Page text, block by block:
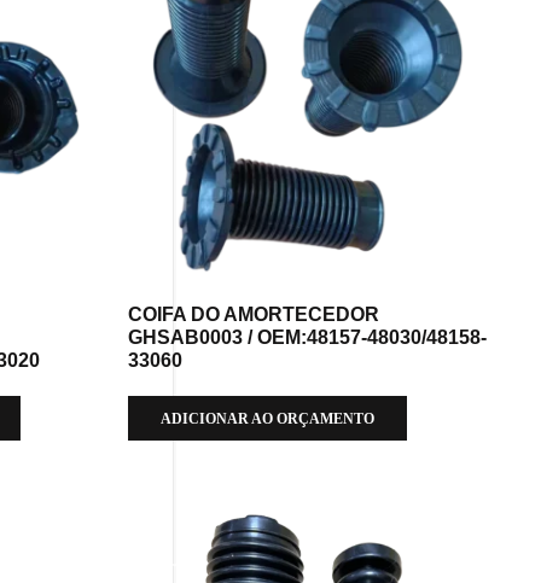
COIFA DO AMORTECEDOR
GHSAB0003 / OEM:48157-48030/48158-
33060
ADICIONAR AO ORÇAMENTO